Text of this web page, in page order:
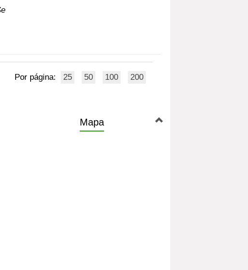
Por página: 25 50 100 200
Mapa